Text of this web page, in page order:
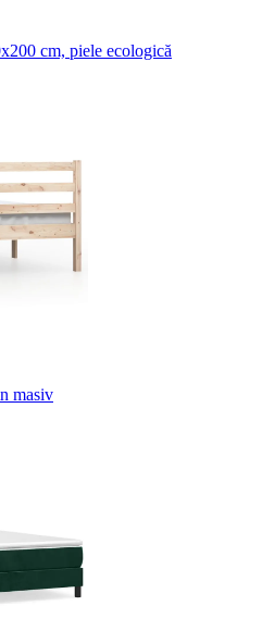
cm, piele ecologică
masiv